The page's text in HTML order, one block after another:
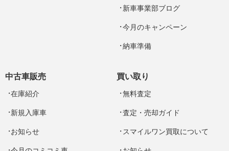
新車事業部ブログ
今月のキャンペーン
納車準備
中古車販売
在庫紹介
新規入庫車
お知らせ
買い取り
無料査定
査定・売却ガイド
スマイルワン買取について